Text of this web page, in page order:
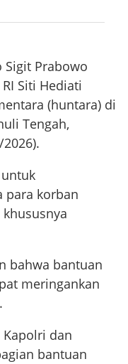
Sigit Prabowo
Siti Hediati
(huntara) di
Tengah,
para korban
bahwa bantuan
meringankan
Kapolri dan
bantuan